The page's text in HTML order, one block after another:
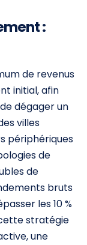
:
de revenus
initial, afin
dégager un
villes
périphériques
de
de
bruts
les 10 %
stratégie
une